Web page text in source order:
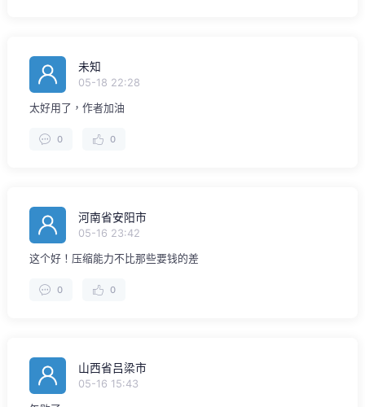
未知
05-18 22:28
太好用了，作者加油
0 0
河南省安阳市
05-16 23:42
这个好！压缩能力不比那些要钱的差
0 0
山西省吕梁市
05-16 15:43